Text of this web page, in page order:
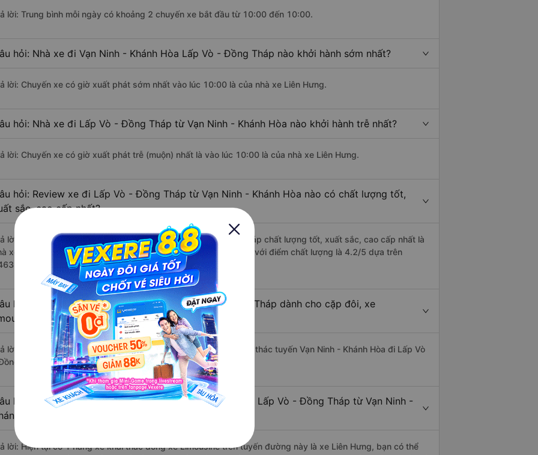
lời: Trung bình mỗi ngày có khoảng 2 chuyến xe bắt đầu từ 10:00 đến 10:00.
hỏi: Nhà xe đi Vạn Ninh - Khánh Hòa Lấp Vò - Đồng Tháp nào khởi hành sớm nhất?
lời: Chuyến xe có giờ xuất phát sớm nhất vào lúc 10:00 là của nhà xe Liên Hưng.
hỏi: Nhà xe đi Lấp Vò - Đồng Tháp từ Vạn Ninh - Khánh Hòa nào khởi hành trễ nhất?
lời: Chuyến xe có giờ xuất phát trễ (muộn) nhất là vào lúc 10:00 là của nhà xe Liên Hưng.
hỏi: Review xe đi Lấp Vò - Đồng Tháp từ Vạn Ninh - Khánh Hòa nào có chất lượng tốt,
sắc, cao cấp nhất?
lời: Những hãng xe đi Vạn Ninh - Khánh Hòa Lấp Vò - Đồng Tháp chất lượng tốt, xuất sắc, cao cấp nhất là
xe Liên Hưng đi Lấp Vò - Đồng Tháp từ Vạn Ninh - Khánh Hòa với điểm chất lượng là 4.2/5 dựa trên
đánh giá của khách hàng).
hỏi: Có loại xe Vạn Ninh - Khánh Hòa Lấp Vò - Đồng Tháp dành cho cặp đôi, xe
phòng đôi không?
lời: Hiện tại chưa có nhà xe nào có loại xe giường nằm đôi khai thác tuyến Vạn Ninh - Khánh Hòa đi Lấp Vò
Tháp.
hỏi: Các hãng xe nào khai thác dòng xe Limousine đi Lấp Vò - Đồng Tháp từ Vạn Ninh -
Hòa?
lời: Hiện tại có 1 hãng xe khai thác dòng xe Limousine trên tuyến đường này là xe Liên Hưng, bạn có thể